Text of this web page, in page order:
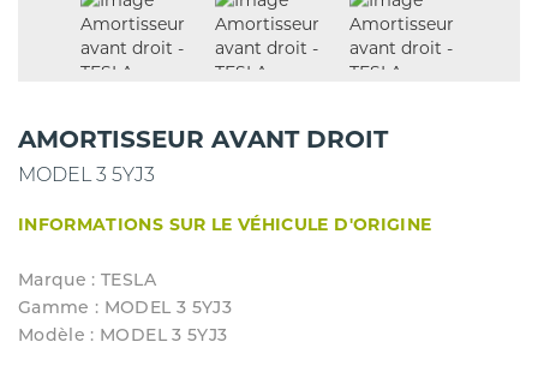
AMORTISSEUR AVANT DROIT
MODEL 3 5YJ3
INFORMATIONS SUR LE VÉHICULE D'ORIGINE
Marque : TESLA
Gamme : MODEL 3 5YJ3
Modèle : MODEL 3 5YJ3